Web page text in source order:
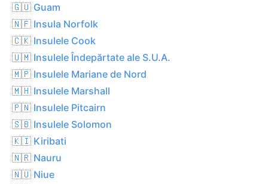
🇬🇺 Guam
🇳🇫 Insula Norfolk
🇨🇰 Insulele Cook
🇺🇲 Insulele Îndepărtate ale S.U.A.
🇲🇵 Insulele Mariane de Nord
🇲🇭 Insulele Marshall
🇵🇳 Insulele Pitcairn
🇸🇧 Insulele Solomon
🇰🇮 Kiribati
🇳🇷 Nauru
🇳🇺 Niue